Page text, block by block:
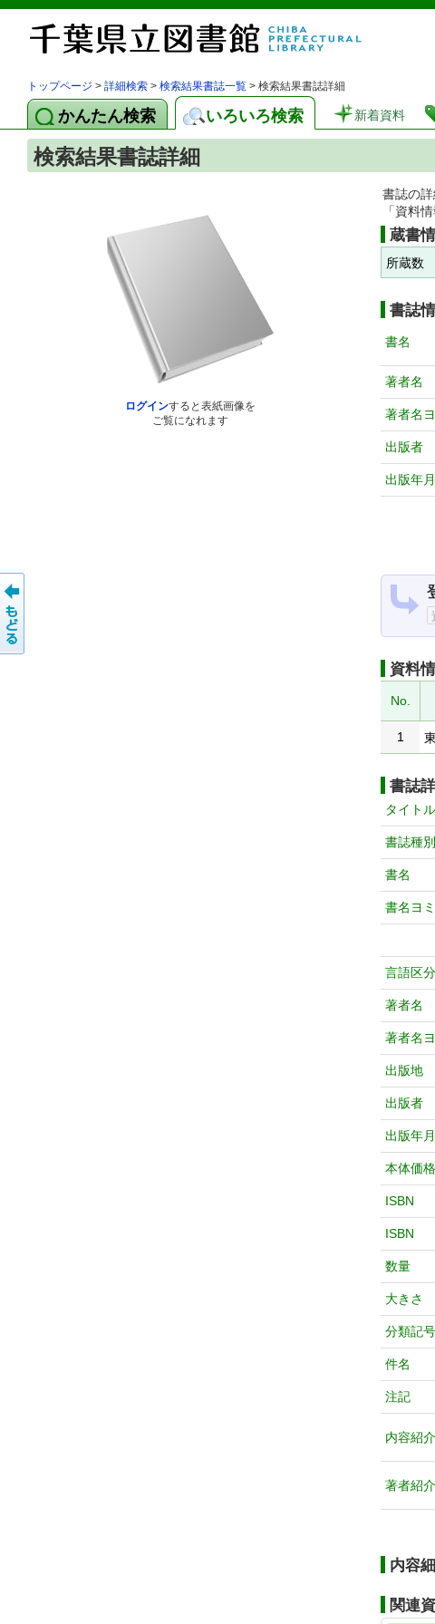
トップページ > 詳細検索 > 検索結果書誌一覧 > 検索結果書誌詳細
かんたん検索 いろいろ検索 新着資料
検索結果書誌詳細
ログインすると表紙画像を
ご覧になれます
書誌の
「資料
蔵書
所蔵数
書誌
書名
著者名
著者名
出版者
出版年月
資料
No.
1
書誌
タイト
書誌種別
書名
書名ヨミ
言語区分
著者名
著者名
出版地
出版者
出版年月
本体価格
ISBN
ISBN
数量
大きさ
分類記号
件名
注記
内容紹介
著者紹介
内容
関連